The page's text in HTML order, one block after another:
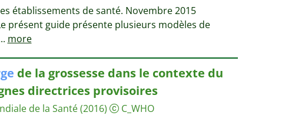
établissements de santé. Novembre 2015
présent guide présente plusieurs modèles de
more
de la grossesse dans le contexte du
directrices provisoires
de la Santé (2016) C_WHO